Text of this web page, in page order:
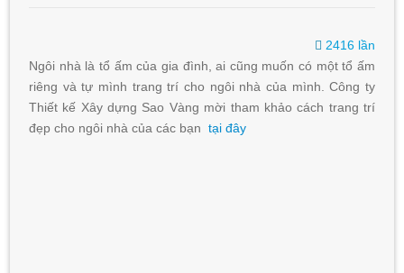
2416 lần
Ngôi nhà là tổ ấm của gia đình, ai cũng muốn có một tổ ấm
riêng và tự mình trang trí cho ngôi nhà của mình. Công ty
Thiết kế Xây dựng Sao Vàng mời tham khảo cách trang trí
đẹp cho ngôi nhà của các bạn tại đây